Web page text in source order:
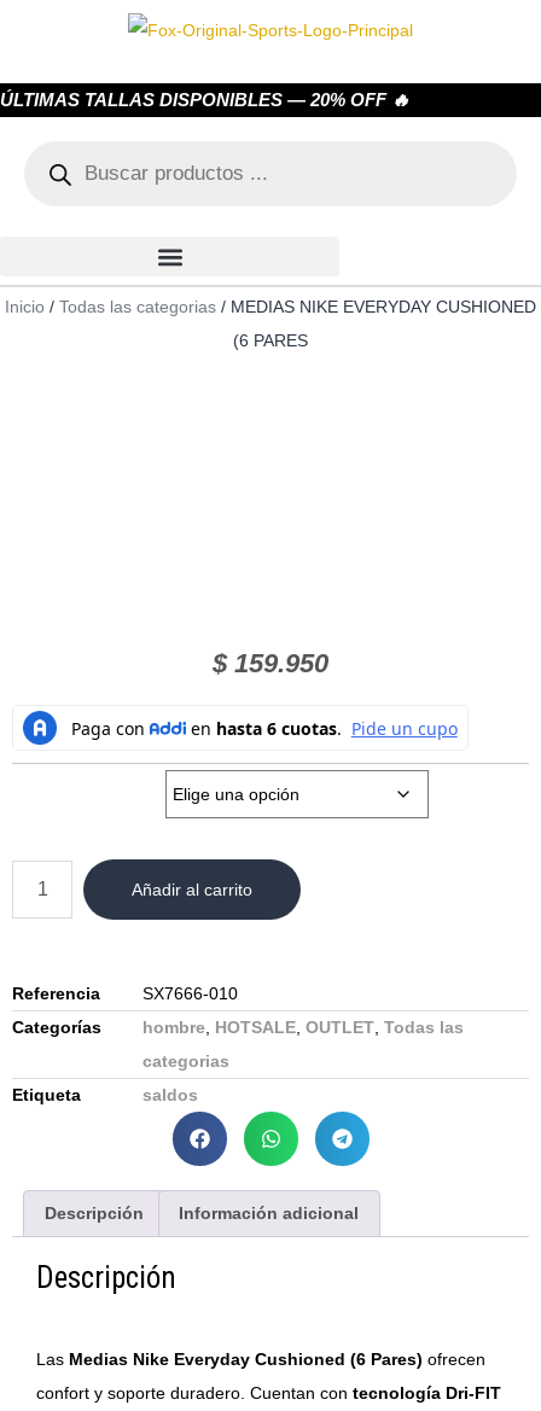
ÚLTIMAS TALLAS DISPONIBLES — 20% OFF 🔥
Inicio / Todas las categorias / MEDIAS NIKE EVERYDAY CUSHIONED
(6 PARES
$159.950
Añadir al carrito
Referencia
SX7666-010
Categorías
hombre, HOTSALE, OUTLET, Todas las
categorias
Etiqueta
saldos
Descripción Información adicional
Descripción
Las Medias Nike Everyday Cushioned (6 Pares) ofrecen
confort y soporte duradero. Cuentan con tecnología Dri-FIT